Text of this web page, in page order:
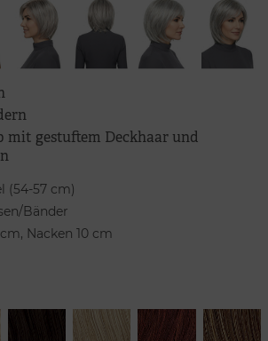
mit gestuftem Deckhaar und
(54-57 cm)
Bänder
Nacken 10 cm